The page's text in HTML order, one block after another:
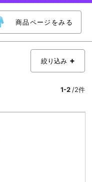
商品ページをみる
絞り込み
1-2 /2件